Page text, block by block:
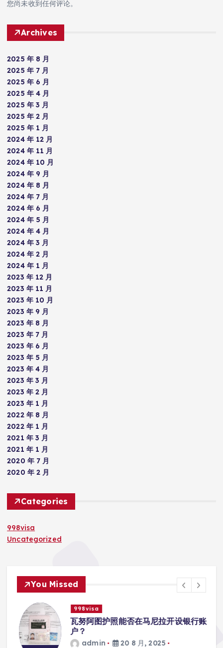
您尚未收到任何评论。
Archives
2025 年 8 月
2025 年 7 月
2025 年 6 月
2025 年 4 月
2025 年 3 月
2025 年 2 月
2025 年 1 月
2024 年 12 月
2024 年 11 月
2024 年 10 月
2024 年 9 月
2024 年 8 月
2024 年 7 月
2024 年 6 月
2024 年 5 月
2024 年 4 月
2024 年 3 月
2024 年 2 月
2024 年 1 月
2023 年 12 月
2023 年 11 月
2023 年 10 月
2023 年 9 月
2023 年 8 月
2023 年 7 月
2023 年 6 月
2023 年 5 月
2023 年 4 月
2023 年 3 月
2023 年 2 月
2023 年 1 月
2022 年 8 月
2022 年 1 月
2021 年 3 月
2021 年 1 月
2020 年 7 月
2020 年 2 月
Categories
998visa
Uncategorized
You Missed
998visa
瓦努阿图护照能否在马尼拉开设银行账
户？
admin 20 8 月, 2025